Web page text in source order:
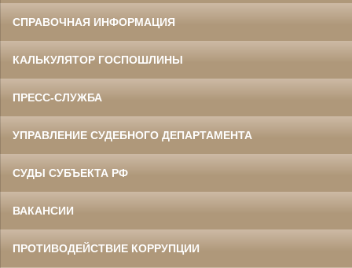
СПРАВОЧНАЯ ИНФОРМАЦИЯ
КАЛЬКУЛЯТОР ГОСПОШЛИНЫ
ПРЕСС-СЛУЖБА
УПРАВЛЕНИЕ СУДЕБНОГО ДЕПАРТАМЕНТА
СУДЫ СУБЪЕКТА РФ
ВАКАНСИИ
ПРОТИВОДЕЙСТВИЕ КОРРУПЦИИ